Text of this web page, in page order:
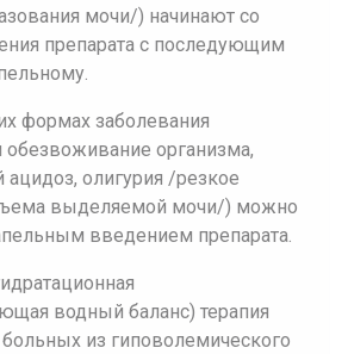
мочи/) начинают со
препарата с последующим
формах заболевания
обезвоживание организма,
ацидоз, олигурия /резкое
выделяемой мочи/) можно
введением препарата.
водный баланс) терапия
из гиповолемического